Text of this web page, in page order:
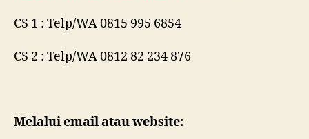
CS 1 : Telp/WA 0815 995 6854
CS 2 : Telp/WA 0812 82 234 876
Melalui email atau website: